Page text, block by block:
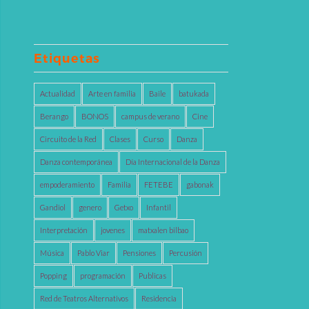
Etiquetas
Actualidad Arte en familia Baile batukada
Berango BONOS campus de verano Cine
Circuito de la Red Clases Curso Danza
Danza contemporánea Día Internacional de la Danza
empoderamiento Familia FETEBE gabonak
Gandiol genero Getxo Infantil
Interpretación jovenes matxalen bilbao
Música Pablo Viar Pensiones Percusión
Popping programación Publicas
Red de Teatros Alternativos Residencia